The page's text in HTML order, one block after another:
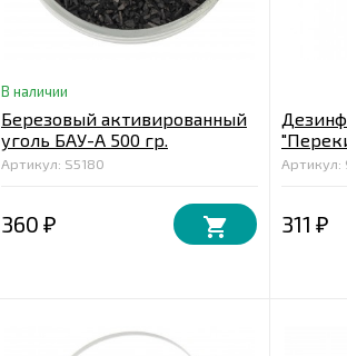
В наличии
Березовый активированный
уголь БАУ-А 500 гр.
Артикул: S5180
360 ₽
литр
Артикул:
311 ₽